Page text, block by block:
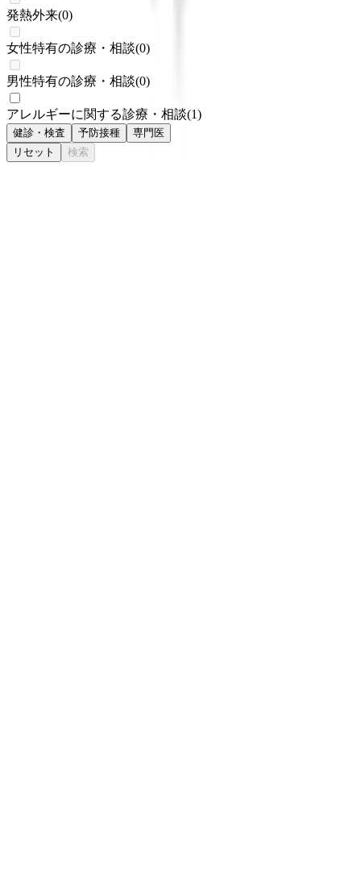
発熱外来(0)
女性特有の診療・相談(0)
男性特有の診療・相談(0)
アレルギーに関する診療・相談(1)
健診・検査 予防接種
専門医
リセット
検索